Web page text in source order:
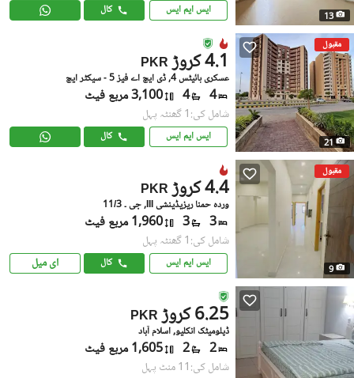
13 ایس ایم ایس کال
مقبول
21
PKR 4.1 کروڑ
عسکری ہائیٹس 4, ڈی ایچ اے فیز 5 - سیکٹر ایچ
4
4 3,100 مربع فیٹ
شامل کی:1 گھنٹہ پہل
ایس ایم ایس کال
مقبول
9
PKR 4.4 کروڑ
وردہ حمنا ریزیڈینشی III, جی ۔ 11/3
3
3 1,960 مربع فیٹ
شامل کی:1 گھنٹہ پہل
ایس ایم ایس کال ای میل
PKR 6.25 کروڑ
ڈپلومیٹک انکلیو, اسلام آباد
2
2 1,605 مربع فیٹ
شامل کی:11 منٹ پہل